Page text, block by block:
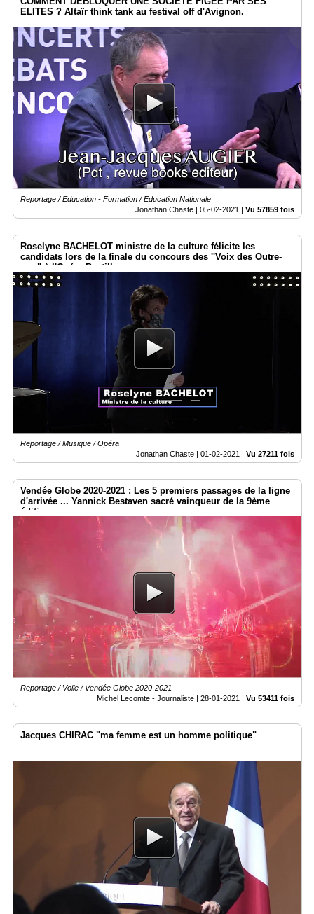
ELITES ? Altaïr think tank au festival off d'Avignon.
Reportage / Education - Formation / Education Nationale
Jonathan Chaste | 05-02-2021 | Vu 57859 fois
Roselyne BACHELOT ministre de la culture félicite les
candidats lors de la finale du concours des ''Voix des Outre-
mer" à l'Opéra Bastille.
Reportage / Musique / Opéra
Jonathan Chaste | 01-02-2021 | Vu 27211 fois
Vendée Globe 2020-2021 : Les 5 premiers passages de la ligne
d'arrivée ... Yannick Bestaven sacré vainqueur de la 9ème
édition
Reportage / Voile / Vendée Globe 2020-2021
Michel Lecomte - Journaliste | 28-01-2021 Vu 53411 fois
Jacques CHIRAC "ma femme est un homme politique"